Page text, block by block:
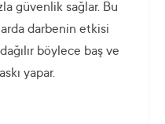
güvenlik sağlar. Bu
darbenin etkisi
böylece baş ve
yapar.